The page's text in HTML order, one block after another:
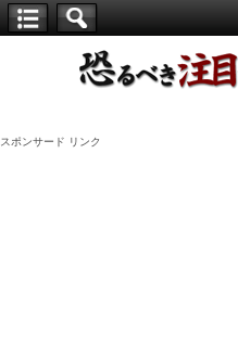
スポンサード リンク